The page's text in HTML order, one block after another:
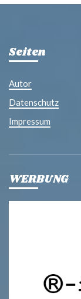
Seiten
Autor
Datenschutz
Impressum
WERBUNG